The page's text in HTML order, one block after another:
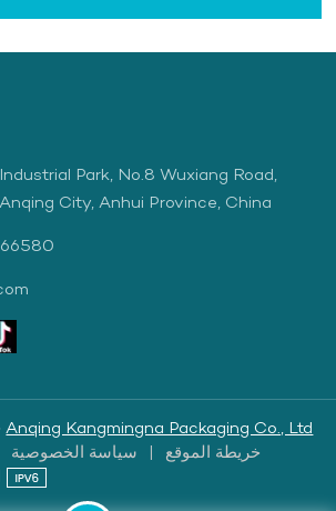
Park, No.8 Wuxiang Road,
City, Anhui Province, China
Anqing Kangmingna Packaging Co., Ltd
سياسة الخصوصية
خريطة الموقع